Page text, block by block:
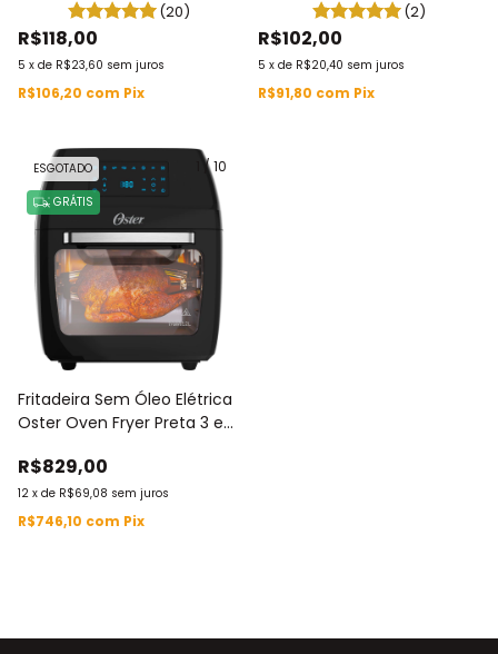
Fácil 127V / 220V INOX 1,7L
CEL810
(20)
R$118,00
5 x de R$23,60 sem juros
R$106,20 com Pix
(2)
R$102,00
5 x de R$20,40 sem juros
R$91,80 com Pix
/10
ESGOTADO
GRÁTIS
Fritadeira Sem Óleo Elétrica
Oster Oven Fryer Preta 3 em
OFRT780
R$829,00
12 x de R$69,08 sem juros
R$746,10 com Pix